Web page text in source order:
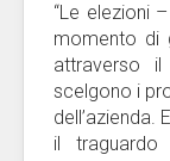
“Le elezioni
momento di
attraverso
scelgono i
dell’azienda.
il